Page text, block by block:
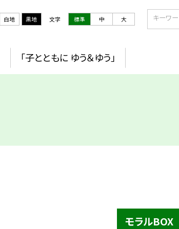
白地 黒地 文字 標準 中 大
「子とともに ゆう＆ゆう」
モラルBOX